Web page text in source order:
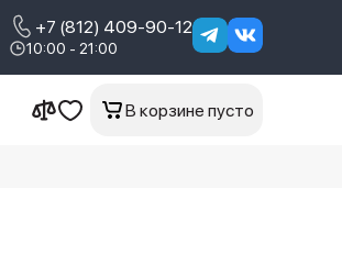
+7 (812) 409-90-12
10:00 - 21:00
В корзине пусто